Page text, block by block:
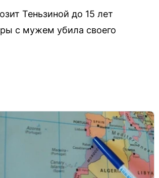
Теньзиной до 15 лет
с мужем убила своего